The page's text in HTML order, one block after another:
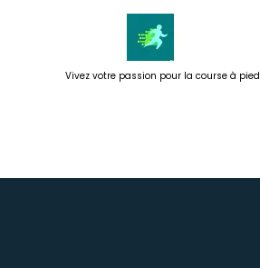
Vivez votre passion pour la course à pied